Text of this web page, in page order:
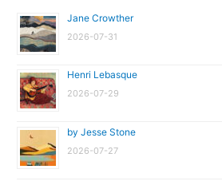
Jane Crowther
2026-07-31
Henri Lebasque
2026-07-29
by Jesse Stone
2026-07-27